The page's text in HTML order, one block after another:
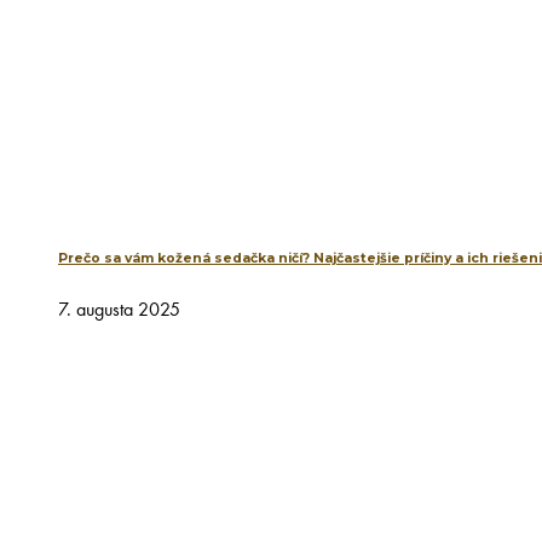
Prečo sa vám kožená sedačka ničí? Najčastejšie príčiny a ich
7. augusta 2025